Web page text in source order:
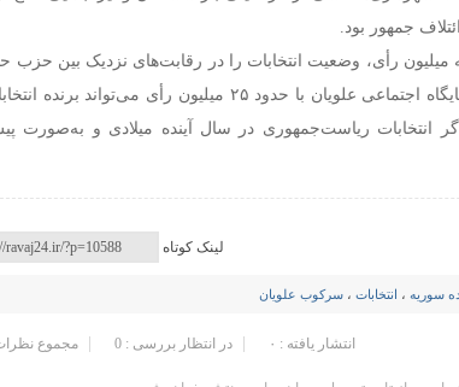
جمهور بود.
رأی، وضعیت انتخابات را در رقابت‌های نزدیک بین حزب
اپوزیسیون تغییر می‌دهد، پایگاه اجتماعی علویان با حدود ۲۵ میلیون رأی می‌تواند
ریاست‌جمهوری در سال آینده میلادی و به‌صورت
لینک کوتاه
سوریه ، انتخابات ، سرکوب علویان
مجموع در انتظار بررسی : 0 انتشار یافته : ۰